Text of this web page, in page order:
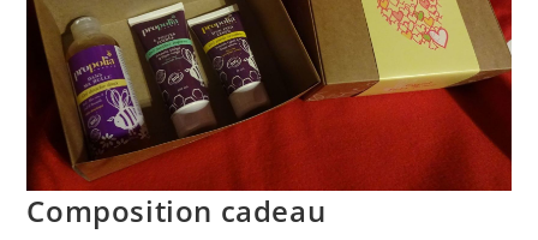
Composition cadeau